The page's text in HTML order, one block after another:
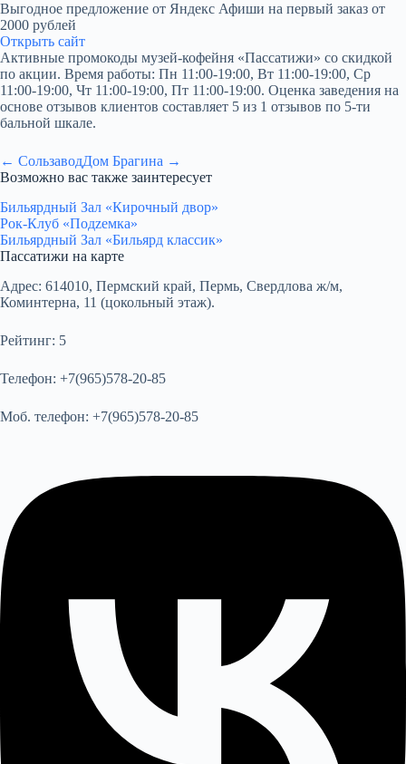
Выгодное предложение от Яндекс Афиши на первый заказ от
2000 рублей
Открыть сайт
Активные промокоды музей-кофейня «Пассатижи» со скидкой
по акции. Время работы: Пн 11:00-19:00, Вт 11:00-19:00, Ср
11:00-19:00, Чт 11:00-19:00, Пт 11:00-19:00. Оценка заведения на
основе отзывов клиентов составляет 5 из 1 отзывов по 5-ти
бальной шкале.
← СользаводДом Брагина →
Возможно вас также заинтересует
Бильярдный Зал «Кирочный двор»
Рок-Клуб «Подzемка»
Бильярдный Зал «Бильярд классик»
Пассатижи на карте
Адрес: 614010, Пермский край, Пермь, Свердлова ж/м,
Коминтерна, 11 (цокольный этаж).
Рейтинг: 5
Телефон: +7(965)578-20-85
Моб. телефон: +7(965)578-20-85